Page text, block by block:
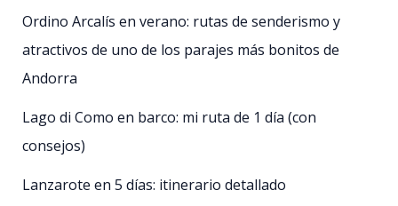
Ordino Arcalís en verano: rutas de senderismo y
atractivos de uno de los parajes más bonitos de
Andorra
Lago di Como en barco: mi ruta de 1 día (con
consejos)
Lanzarote en 5 días: itinerario detallado